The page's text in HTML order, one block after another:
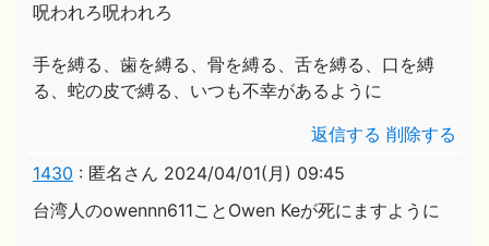
呪われろ呪われろ
手を縛る、歯を縛る、骨を縛る、舌を縛る、口を縛
る、蛇の皮で縛る、いつも不幸があるように
返信する 削除する
1430 : 匿名さん 2024/04/01(月) 09:45
台湾人のowennn611ことOwen Keが死にますように